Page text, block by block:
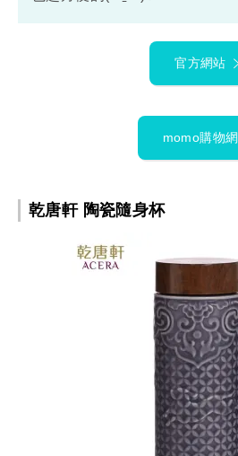
官方網站
momo購物網
乾唐軒 陶瓷隨身杯